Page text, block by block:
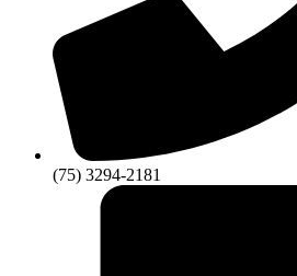
(75) 3294-2181